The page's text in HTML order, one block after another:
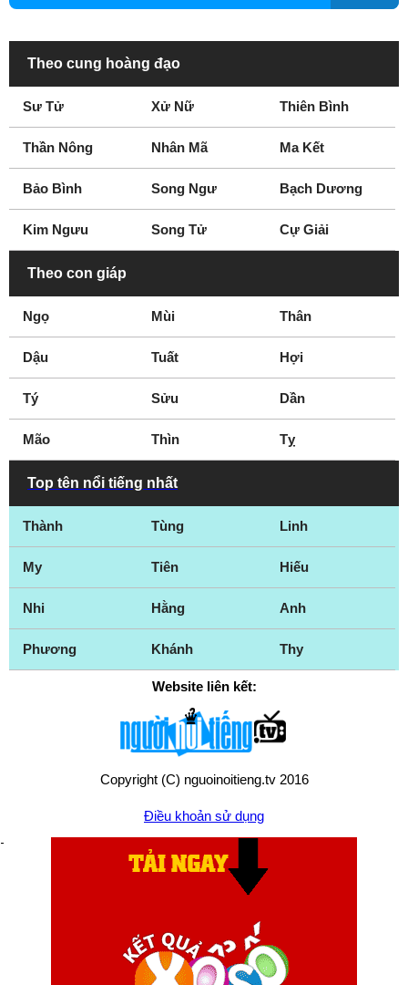
Theo cung hoàng đạo
Sư Tử Xử Nữ Thiên Bình
Thần Nông Nhân Mã Ma Kết
Bảo Bình Song Ngư Bạch Dương
Kim Ngưu Song Tử Cự Giải
Theo con giáp
Ngọ Mùi Thân
Dậu Tuất Hợi
Tý Sửu Dần
Mão Thìn Tỵ
Top tên nổi tiếng nhất
Thành Tùng Linh
My Tiên Hiếu
Nhi Hằng Anh
Phương Khánh Thy
Website liên kết:
Copyright (C) nguoinoitieng.tv 2016
Điều khoản sử dụng
mail.nguoinoitieng.tv@gmail.com